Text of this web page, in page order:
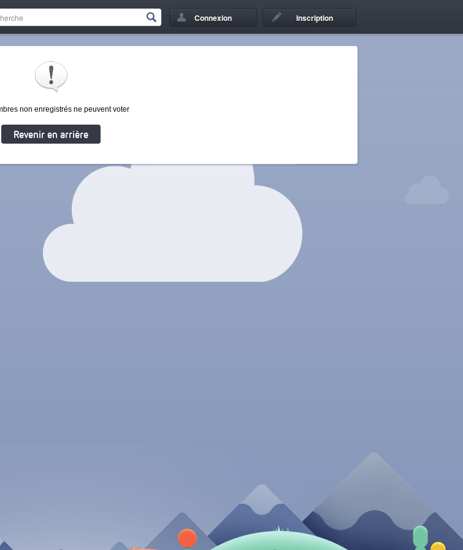
Connexion Inscription
non enregistrés ne peuvent voter
Revenir en arrière